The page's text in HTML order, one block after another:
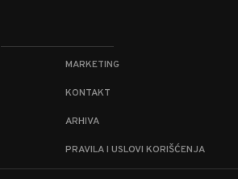
MARKETING
KONTAKT
ARHIVA
PRAVILA I USLOVI KORIŠĆENJA